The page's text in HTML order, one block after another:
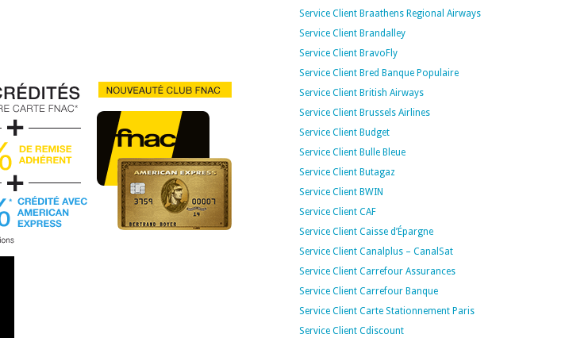
Service Client Braathens Regional Airways
Service Client Brandalley
Service Client BravoFly
Service Client Bred Banque Populaire
Service Client British Airways
Service Client Brussels Airlines
Service Client Budget
Service Client Bulle Bleue
Service Client Butagaz
Service Client BWIN
Service Client CAF
Service Client Caisse d’Épargne
Service Client Canalplus – CanalSat
Service Client Carrefour Assurances
Service Client Carrefour Banque
Service Client Carte Stationnement Paris
Service Client Cdiscount